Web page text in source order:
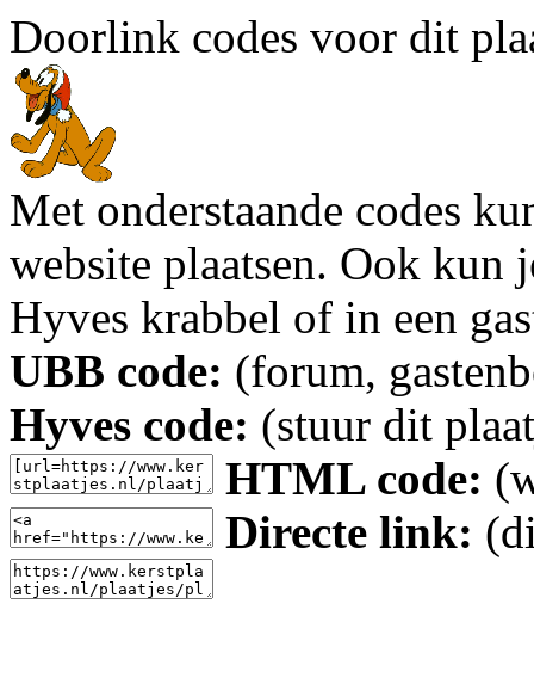
Doorlink codes voor dit
Met onderstaande codes
website plaatsen. Ook kun
Hyves krabbel of in een
UBB code: (forum,
Hyves code: (stuur dit
HTML code:
Directe link: